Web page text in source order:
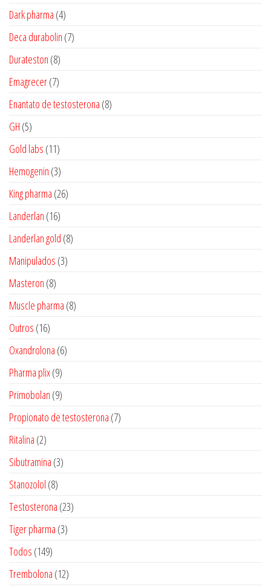
Dark pharma 44
produtos
Deca durabolin 77
Durateston 88
produtos
Emagrecer 77
produtos
Enantato de testosterona 88
GH 55
produtos
Gold labs 1111
produtos
Hemogenin 33
produtos
King pharma 2626
Landerlan 1616
produtos
Landerlan gold 88
Manipulados 33
Masteron 88
produtos
Muscle pharma 88
Outros 1616
produtos
Oxandrolona 66
Pharma plix 99
produtos
Primobolan 99
produtos
Propionato de testosterona 77
Ritalina 22
produtos
Sibutramina 33
Stanozolol 88
produtos
Testosterona 2323
Tiger pharma 33
Todos 149149
produtos
Trembolona 1212